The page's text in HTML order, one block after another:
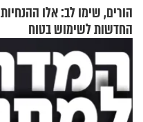
הורים, שימו לב: אלו ההנחיות
החדשות לשימוש בטוח
בסקווישי לאחר מקרי אשפוז